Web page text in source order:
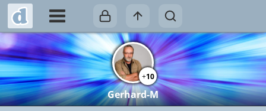
+10
Gerhard-M